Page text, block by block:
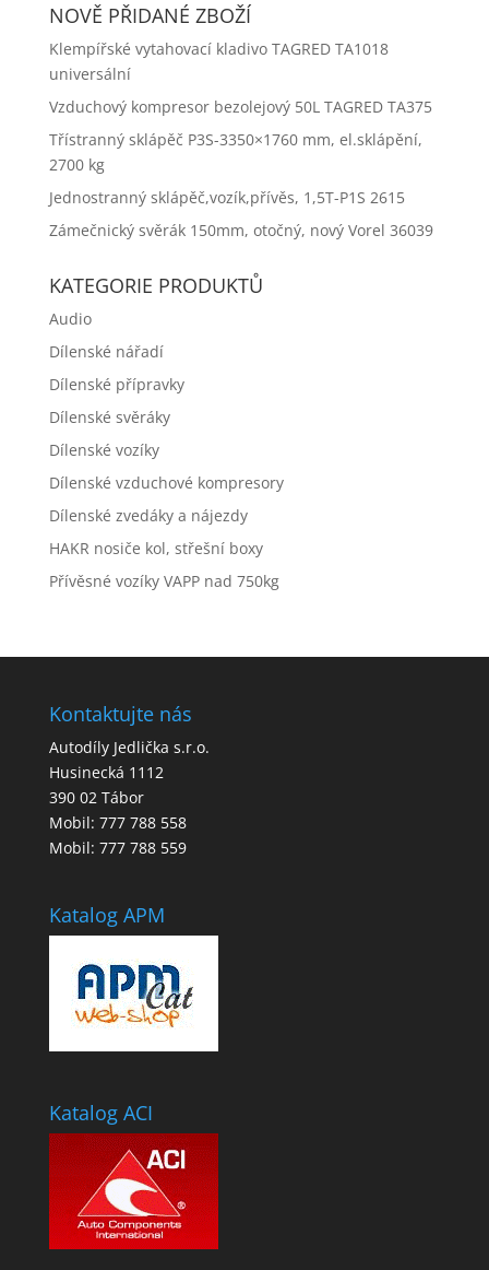
NOVĚ PŘIDANÉ ZBOŽÍ
Klempířské vytahovací kladivo TAGRED TA1018
universální
Vzduchový kompresor bezolejový 50L TAGRED TA375
Třístranný sklápěč P3S-3350×1760 mm, el.sklápění,
2700 kg
Jednostranný sklápěč,vozík,přívěs, 1,5T-P1S 2615
Zámečnický svěrák 150mm, otočný, nový Vorel 36039
KATEGORIE PRODUKTŮ
Audio
Dílenské nářadí
Dílenské přípravky
Dílenské svěráky
Dílenské vozíky
Dílenské vzduchové kompresory
Dílenské zvedáky a nájezdy
HAKR nosiče kol, střešní boxy
Přívěsné vozíky VAPP nad 750kg
Kontaktujte nás
Autodíly Jedlička s.r.o.
Husinecká 1112
390 02 Tábor
Mobil: 777 788 558
Mobil: 777 788 559
Katalog APM
Katalog ACI